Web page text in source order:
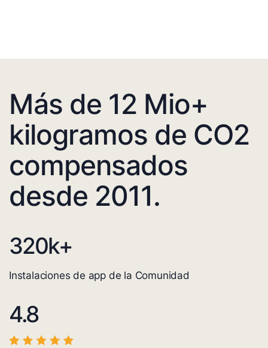
Más de 12 Mio+
kilogramos de CO2
compensados
desde 2011.
320k+
Instalaciones de app de la Comunidad
4.8